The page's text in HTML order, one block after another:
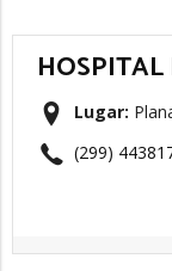
Lugar:
(299)